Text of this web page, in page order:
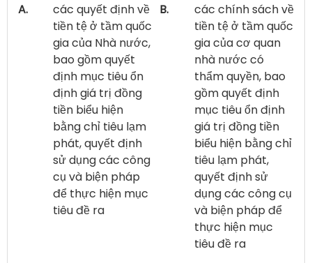
A.
các quyết định về
tiền tệ ở tầm quốc
gia của Nhà nước,
bao gồm quyết
định mục tiêu ổn
định giá trị đồng
tiền biểu hiện
bằng chỉ tiêu lạm
phát, quyết định
sử dụng các công
cụ và biện pháp
để thực hiện mục
tiêu đề ra
B.
các chính sách về
tiền tệ ở tầm quốc
gia của cơ quan
nhà nước có
thẩm quyền, bao
gồm quyết định
mục tiêu ổn định
giá trị đồng tiền
biểu hiện bằng chỉ
tiêu lạm phát,
quyết định sử
dụng các công cụ
và biện pháp để
thực hiện mục
tiêu đề ra